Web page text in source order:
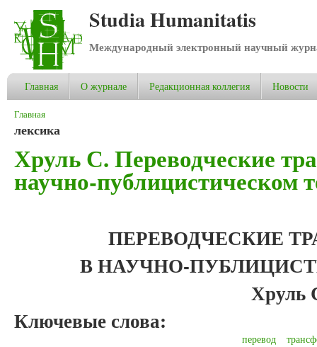
Studia Humanitatis
Международный электронный научный
Главная О журнале Редакционная коллегия Новости
Вы здесь
Главная
лексика
Хруль С. Переводческие
научно-публицистическом
ПЕРЕВОДЧЕСКИЕ
В НАУЧНО-
Хруль
Ключевые слова:
перевод